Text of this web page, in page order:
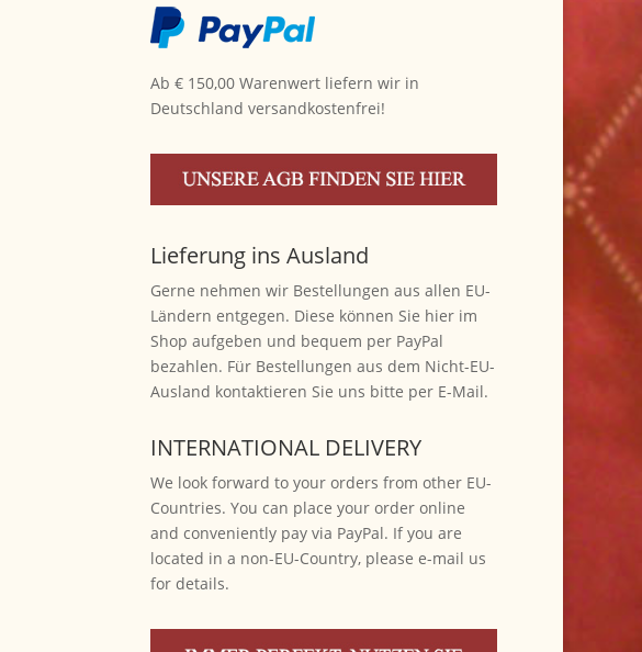
Ab € 150,00 Warenwert liefern wir in
Deutschland versandkostenfrei!
Lieferung ins Ausland
Gerne nehmen wir Bestellungen aus allen EU-
Ländern entgegen. Diese können Sie hier im
Shop aufgeben und bequem per PayPal
bezahlen. Für Bestellungen aus dem Nicht-EU-
Ausland kontaktieren Sie uns bitte per E-Mail.
INTERNATIONAL DELIVERY
We look forward to your orders from other EU-
Countries. You can place your order online
and conveniently pay via PayPal. If you are
located in a non-EU-Country, please e-mail us
for details.